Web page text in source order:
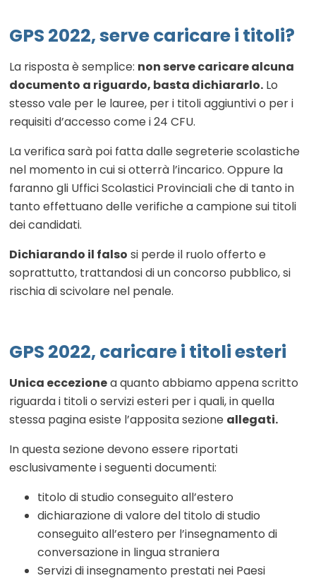
GPS 2022, serve caricare i titoli?
La risposta è semplice: non serve caricare alcuna
documento a riguardo, basta dichiararlo. Lo
stesso vale per le lauree, per i titoli aggiuntivi o per i
requisiti d’accesso come i 24 CFU.
La verifica sarà poi fatta dalle segreterie scolastiche
nel momento in cui si otterrà l’incarico. Oppure la
faranno gli Uffici Scolastici Provinciali che di tanto in
tanto effettuano delle verifiche a campione sui titoli
dei candidati.
Dichiarando il falso si perde il ruolo offerto e
soprattutto, trattandosi di un concorso pubblico, si
rischia di scivolare nel penale.
GPS 2022, caricare i titoli esteri
Unica eccezionea quanto abbiamo appena scritto
riguarda i titoli o servizi esteri per i quali, in quella
stessa pagina esiste l’apposita sezione allegati.
In questa sezione devono essere riportati
esclusivamente i seguenti documenti:
titolo di studio conseguito all’estero
dichiarazione di valore del titolo di studio
conseguito all’estero per l’insegnamento di
conversazione in lingua straniera
Servizi di insegnamento prestati nei Paesi